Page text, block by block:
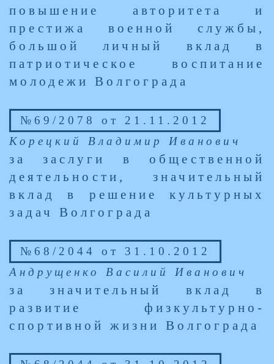
повышение авторитета и
престижа военной службы,
большой личный вклад в
патриотическое воспитание
молодежи Волгограда
№69/2078 от 21.11.2012
Корецкий Владимир Иванович
за заслуги в общественной
деятельности, значительный
вклад в решение культурных
задач Волгограда
№68/2044 от 31.10.2012
Андрущенко Василий Иванович
за значительный вклад в
развитие физкультурно-
спортивной жизни Волгограда